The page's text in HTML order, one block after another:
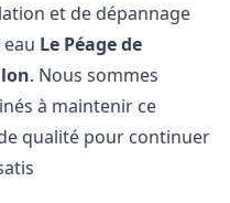
et de dépannage
Le Péage de
. Nous sommes
à maintenir ce
qualité pour continuer